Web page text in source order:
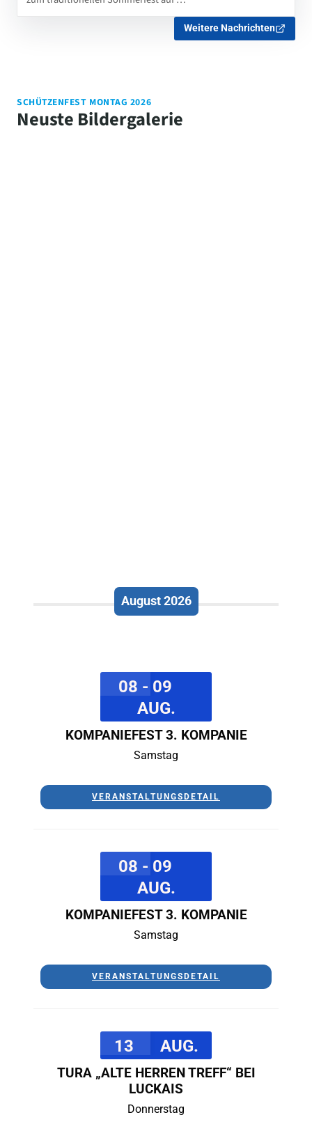
Weitere Nachrichten
SCHÜTZENFEST MONTAG 2026
Neuste Bildergalerie
August 2026
08 - 09
AUG.
KOMPANIEFEST 3. KOMPANIE
Samstag
VERANSTALTUNGSDETAIL
08 - 09
AUG.
KOMPANIEFEST 3. KOMPANIE
Samstag
VERANSTALTUNGSDETAIL
13 AUG.
TURA „ALTE HERREN TREFF“ BEI
LUCKAIS
Donnerstag